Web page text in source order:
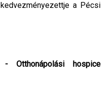
a Pécsi
- Otthonápolási hospice